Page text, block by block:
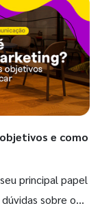
e como
principal papel
sobre o